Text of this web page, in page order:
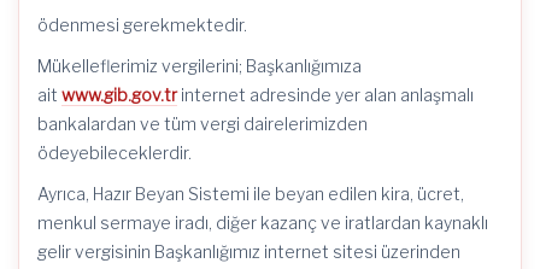
ödenmesi gerekmektedir.
Mükelleflerimiz vergilerini; Başkanlığımıza
ait www.gib.gov.trinternet adresinde yer alan anlaşmalı
bankalardan ve tüm vergi dairelerimizden
ödeyebileceklerdir.
Ayrıca, Hazır Beyan Sistemi ile beyan edilen kira, ücret,
menkul sermaye iradı, diğer kazanç ve iratlardan kaynaklı
gelir vergisinin Başkanlığımız internet sitesi üzerinden